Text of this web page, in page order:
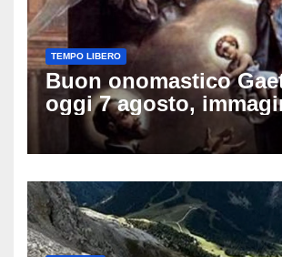
TEMPO LIBERO
Buon onomastico
oggi 7 agosto,
di auguri da
social